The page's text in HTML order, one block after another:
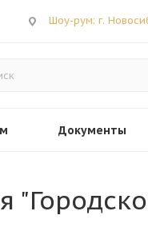
Шоу-рум: г.
Документы